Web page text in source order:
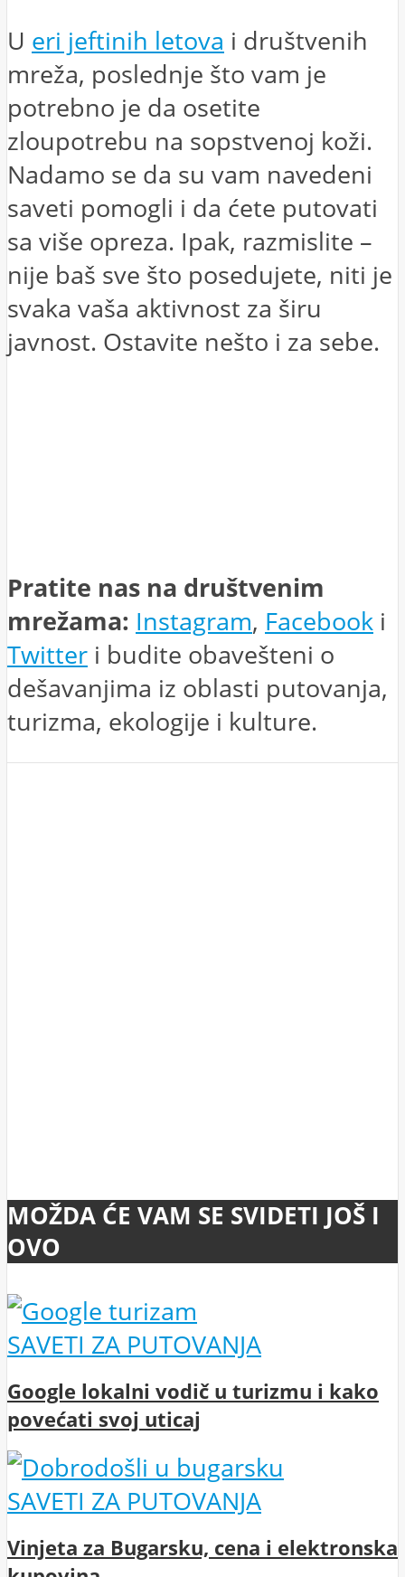
U eri jeftinih letova i društvenih
mreža, poslednje što vam je
potrebno je da osetite
zloupotrebu na sopstvenoj koži.
Nadamo se da su vam navedeni
saveti pomogli i da ćete putovati
sa više opreza. Ipak, razmislite –
nije baš sve što posedujete, niti je
svaka vaša aktivnost za širu
javnost. Ostavite nešto i za sebe.
Pratite nas na društvenim
mrežama: Instagram, Facebook i
Twitter i budite obavešteni o
dešavanjima iz oblasti putovanja,
turizma, ekologije i kulture.
MOŽDA ĆE VAM SE SVIDETI JOŠ I
OVO
SAVETI ZA PUTOVANJA
Google lokalni vodič u turizmu i kako
povećati svoj uticaj
SAVETI ZA PUTOVANJA
Vinjeta za Bugarsku, cena i elektronska